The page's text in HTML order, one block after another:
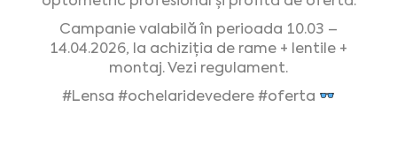
Campanie valabilă în perioada 10.03 –
14.04.2026, la achiziția de rame + lentile +
montaj. Vezi regulament.
#Lensa #ochelaridevedere#oferta